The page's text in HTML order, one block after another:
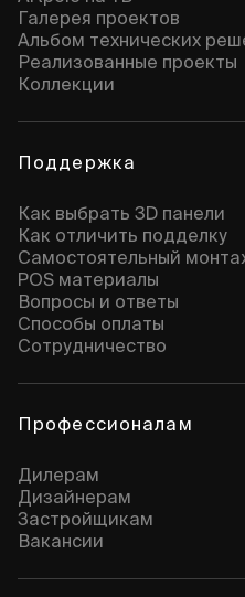
Галерея проектов
Альбом технических
Реализованные проекты
Коллекции
Поддержка
Как выбрать 3D панели
Как отличить подделку
Самостоятельный
POS материалы
Вопросы и ответы
Способы оплаты
Сотрудничество
Профессионалам
Дилерам
Дизайнерам
Застройщикам
Вакансии